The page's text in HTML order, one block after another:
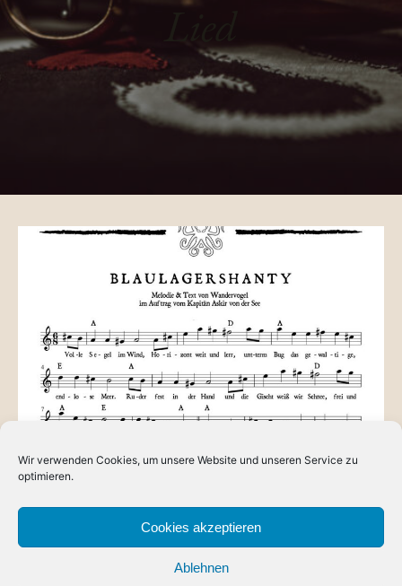
Wir verwenden Cookies, um unsere Website und unseren Service zu
optimieren.
Cookies akzeptieren
Ablehnen
BLOG
Das Blaulagershantie
Zum Drachenfest 2018 hatte Askir bei Wandervogel aus
dem silbernen Lager ein Blaulagershantie in Auftrag
gegeben, das möglichst alle Aspekte…